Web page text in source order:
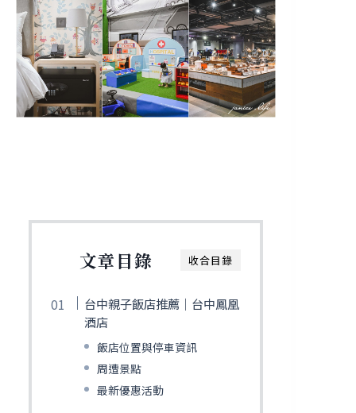
收合目錄
文章目錄
台中親子飯店推薦｜台中鳳凰
酒店
飯店位置與停車資訊
周遭景點
最新優惠活動